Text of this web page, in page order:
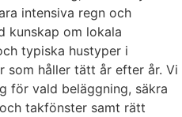
intensiva regn och
kunskap om lokala
typiska hustyper i
som håller tätt år efter år. Vi
för vald beläggning, säkra
takfönster samt rätt